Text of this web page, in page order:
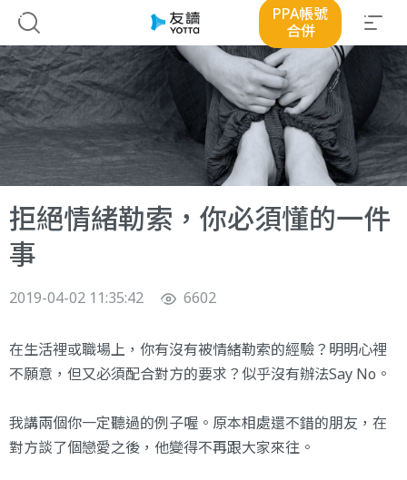
PPA帳號
合併
拒絕情緒勒索，你必須懂的一件
事
2019-04-02 11:35:42 6602
在生活裡或職場上，你有沒有被情緒勒索的經驗？明明心裡
不願意，但又必須配合對方的要求？似乎沒有辦法Say No。
我講兩個你一定聽過的例子喔。原本相處還不錯的朋友，在
對方談了個戀愛之後，他變得不再跟大家來往。